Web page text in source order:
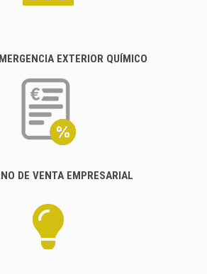
EXTERIOR QUÍMICO
DE VENTA EMPRESARIAL